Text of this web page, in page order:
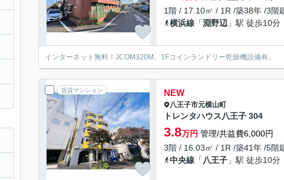
1階 / 17.10㎡ / 1R /築38年 /3階
横浜線 「淵野辺 」駅 徒歩10分
インターネット無料！JCOM320M。1Fコインランドリー乾燥機設備有。
賃貸マンション NEW
八王子市元横山町
トレンタハウス八王子 304
3.8万円 管理/共益費6,000円
3階 / 16.03㎡ / 1R /築41年 /5階
中央線 「 八王子 」駅 徒歩10分